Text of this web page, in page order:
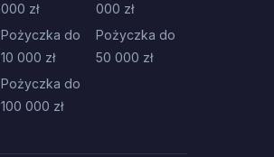
000 zł
000 zł
Pożyczka do
10 000 zł
Pożyczka do
50 000 zł
Pożyczka do
100 000 zł